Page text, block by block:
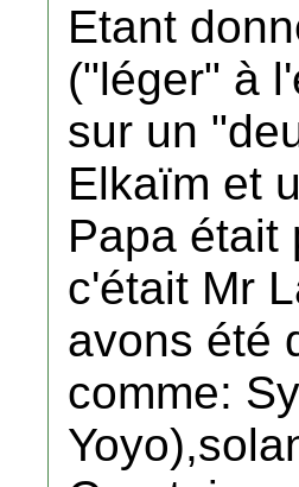
Etant
("léger" à
sur un
Elkaïm et
Papa était
c'était Mr
avons été
comme: